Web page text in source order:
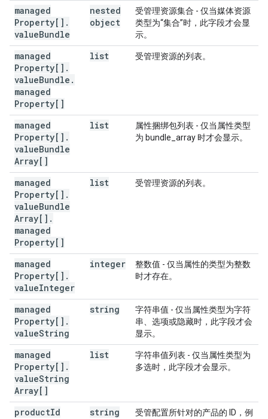
managed
Property[] .
valueBundle
nested
object
受管理资源集合 - 仅当媒体资源
类型为“集合”时，此字段才会显
示。
managed
Property[] .
valueBundle .
managed
Property[]
list 受管理资源的列表。
managed
Property[] .
valueBundle
Array[]
list
属性捆绑包列表 - 仅当属性类型
为 bundle_array 时才会显示。
managed
Property[] .
valueBundle
Array[] .
managed
Property[]
list 受管理资源的列表。
managed
Property[] .
valueInteger
integer
整数值 - 仅当属性的类型为整数
时才存在。
managed
Property[] .
valueString
string
字符串值 - 仅当属性类型为字符
串、选项或隐藏时，此字段才会
显示。
managed
Property[] .
valueString
Array[]
list
字符串值列表 - 仅当属性类型为
多选时，此字段才会显示。
productId string
受管配置所针对的产品的 ID，例